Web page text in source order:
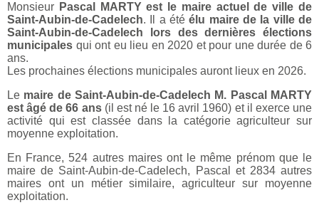
Monsieur Pascal MARTY est le maire actuel de ville de
Saint-Aubin-de-Cadelech. Il a étéélu maire de la ville de
Saint-Aubin-de-Cadelech lors des dernières élections
municipales qui ont eu lieu en 2020 et pour une durée de 6
ans.
Les prochaines élections municipales auront lieux en 2026.
Le maire de Saint-Aubin-de-Cadelech M. Pascal MARTY
est âgé de 66 ans(il est né le 16 avril 1960) et il exerce une
activité qui est classée dans la catégorie agriculteur sur
moyenne exploitation.
En France, 524 autres maires ont le même prénom que le
maire de Saint-Aubin-de-Cadelech, Pascal et 2834 autres
maires ont un métier similaire, agriculteur sur moyenne
exploitation.